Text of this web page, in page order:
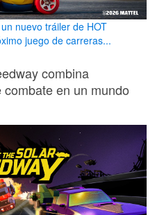
nuevo tráiler de HOT
juego de carreras...
combina
en un mundo